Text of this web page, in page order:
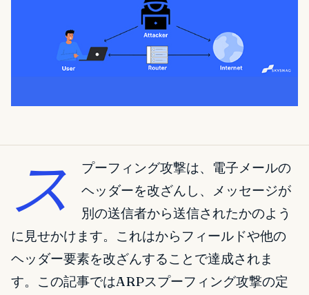
ス
プーフィング攻撃は、電子メールの
ヘッダーを改ざんし、メッセージが
別の送信者から送信されたかのよう
に見せかけます。これはからフィールドや他の
ヘッダー要素を改ざんすることで達成されま
す。この記事ではARPスプーフィング攻撃の定